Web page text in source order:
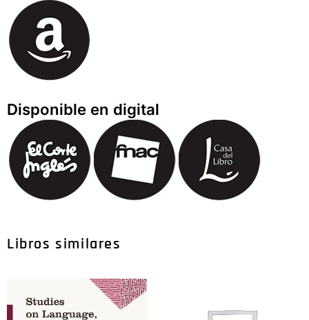
Disponible en digital
Libros similares